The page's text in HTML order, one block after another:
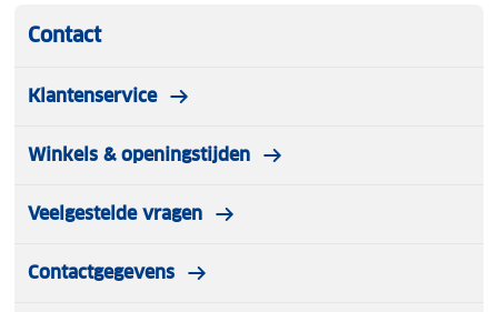
Contact
Klantenservice
Winkels & openingstijden
Veelgestelde vragen
Contactgegevens